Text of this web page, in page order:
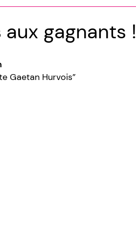
aux gagnants !
Gaetan Hurvois”